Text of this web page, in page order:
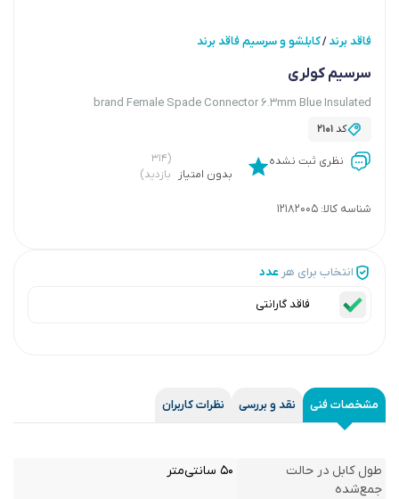
فاقد برند/کابلشو و سرسیم فاقد برند
سرسیم کولری
brand Female Spade Connector 6.3mm Blue Insulated
کد2101
نظری ثبت نشده
بدون امتیاز
(۳۱۴
بازدید)
شناسه کالا: 12182005
انتخاب برای هر عدد
فاقد گارانتی
مشخصات فنی نقد و بررسی نظرات کاربران
طول کابل در حالت
جمع‌شده
۵۰ سانتی‌متر